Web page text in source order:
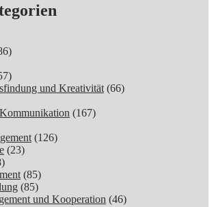
und Kreativität(66)
(167)
(126)
(23)
(85)
(85)
und Kooperation (46)